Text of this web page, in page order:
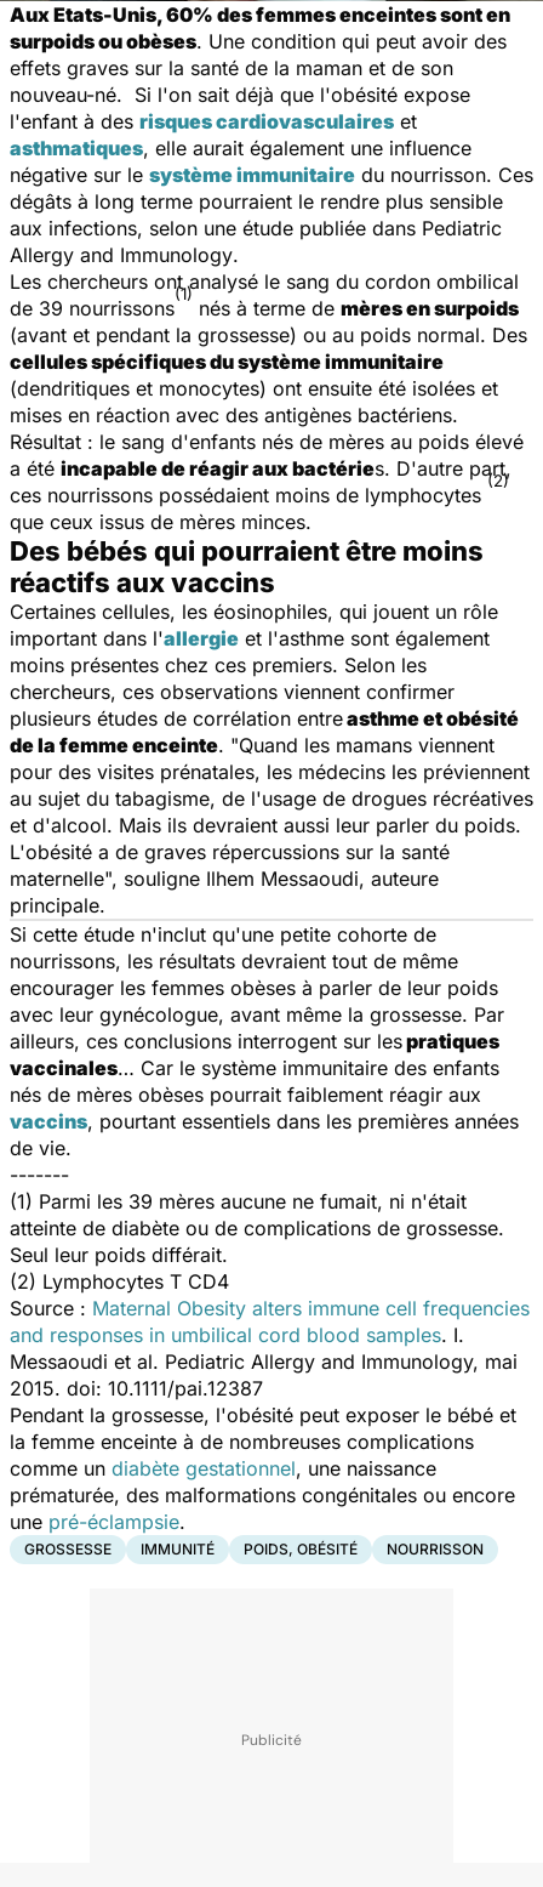
Aux Etats-Unis, 60% des femmes enceintes sont en
surpoids ou obèses. Une condition qui peut avoir des
effets graves sur la santé de la maman et de son
nouveau-né. Si l'on sait déjà que l'obésité expose
l'enfant à des risques cardiovasculaires et
asthmatiques, elle aurait également une influence
négative sur le système immunitaire du nourrisson. Ces
dégâts à long terme pourraient le rendre plus sensible
aux infections, selon une étude publiée dans Pediatric
Allergy and Immunology.
Les chercheurs ont analysé le sang du cordon ombilical
de 39 nourrissons
(1)
nés à terme de mères en surpoids
(avant et pendant la grossesse) ou au poids normal. Des
cellules spécifiques du système immunitaire
(dendritiques et monocytes) ont ensuite été isolées et
mises en réaction avec des antigènes bactériens.
Résultat : le sang d'enfants nés de mères au poids élevé
a été incapable de réagir aux bactéries. D'autre part,
ces nourrissons possédaient moins de lymphocytes
(2)
que ceux issus de mères minces.
Des bébés qui pourraient être moins
réactifs aux vaccins
Certaines cellules, les éosinophiles, qui jouent un rôle
important dans l'allergie et l'asthme sont également
moins présentes chez ces premiers. Selon les
chercheurs, ces observations viennent confirmer
plusieurs études de corrélation entreasthme et obésité
de la femme enceinte. "Quand les mamans viennent
pour des visites prénatales, les médecins les préviennent
au sujet du tabagisme, de l'usage de drogues récréatives
et d'alcool. Mais ils devraient aussi leur parler du poids.
L'obésité a de graves répercussions sur la santé
maternelle", souligne Ilhem Messaoudi, auteure
principale.
Si cette étude n'inclut qu'une petite cohorte de
nourrissons, les résultats devraient tout de même
encourager les femmes obèses à parler de leur poids
avec leur gynécologue, avant même la grossesse. Par
ailleurs, ces conclusions interrogent sur lespratiques
vaccinales… Car le système immunitaire des enfants
nés de mères obèses pourrait faiblement réagir aux
vaccins, pourtant essentiels dans les premières années
de vie.
-------
(1) Parmi les 39 mères aucune ne fumait, ni n'était
atteinte de diabète ou de complications de grossesse.
Seul leur poids différait.
(2) Lymphocytes T CD4
Source : Maternal Obesity alters immune cell frequencies
and responses in umbilical cord blood samples. I.
Messaoudi et al. Pediatric Allergy and Immunology, mai
2015. doi: 10.1111/pai.12387
Pendant la grossesse, l'obésité peut exposer le bébé et
la femme enceinte à de nombreuses complications
comme un diabète gestationnel, une naissance
prématurée, des malformations congénitales ou encore
une pré-éclampsie.
GROSSESSE IMMUNITÉ POIDS, OBÉSITÉ NOURRISSON